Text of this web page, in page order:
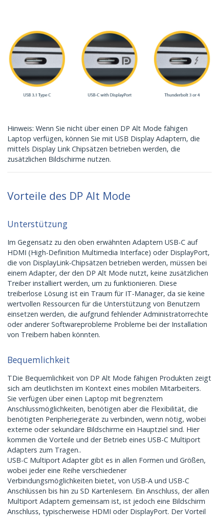
Hinweis: Wenn Sie nicht über einen DP Alt Mode fähigen
Laptop verfügen, können Sie mit USB Display Adaptern, die
mittels Display Link Chipsätzen betrieben werden, die
zusätzlichen Bildschirme nutzen.
Vorteile des DP Alt Mode
Unterstützung
Im Gegensatz zu den oben erwähnten Adaptern USB-C auf
HDMI (High-Definition Multimedia Interface) oder DisplayPort,
die von DisplayLink-Chipsätzen betrieben werden, müssen bei
einem Adapter, der den DP Alt Mode nutzt, keine zusätzlichen
Treiber installiert werden, um zu funktionieren. Diese
treiberlose Lösung ist ein Traum für IT-Manager, da sie keine
wertvollen Ressourcen für die Unterstützung von Benutzern
einsetzen werden, die aufgrund fehlender Administratorrechte
oder anderer Softwareprobleme Probleme bei der Installation
von Treibern haben könnten.
Bequemlichkeit
TDie Bequemlichkeit von DP Alt Mode fähigen Produkten zeigt
sich am deutlichsten im Kontext eines mobilen Mitarbeiters.
Sie verfügen über einen Laptop mit begrenztem
Anschlussmöglichkeiten, benötigen aber die Flexibilität, die
benötigten Peripheriegeräte zu verbinden, wenn nötig, wobei
externe oder sekundäre Bildschirme ein Hauptziel sind. Hier
kommen die Vorteile und der Betrieb eines USB-C Multiport
Adapters zum Tragen..
USB-C Multiport Adapter gibt es in allen Formen und Größen,
wobei jeder eine Reihe verschiedener
Verbindungsmöglichkeiten bietet, von USB-A und USB-C
Anschlüssen bis hin zu SD Kartenlesern. Ein Anschluss, der allen
Multiport Adaptern gemeinsam ist, ist jedoch eine Bildschirm
Anschluss, typischerweise HDMI oder DisplayPort. Der Vorteil